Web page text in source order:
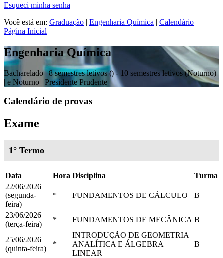
Esqueci minha senha
Você está em: Graduação | Engenharia Química | Calendário
Página Inicial
Engenharia Química
Bacharelado |8 semestres letivos () - 10 semestres letivos (Noturno)
| e Noturno | Presidente Prudente
Calendário de provas
Exame
1° Termo
Data Hora Disciplina
Turma
22/06/2026
(segunda-
feira)
* FUNDAMENTOS DE CÁLCULO B
23/06/2026
(terça-feira)
* FUNDAMENTOS DE MECÂNICA B
25/06/2026
(quinta-feira)
*
INTRODUÇÃO DE GEOMETRIA
ANALÍTICA E ÁLGEBRA
LINEAR
B